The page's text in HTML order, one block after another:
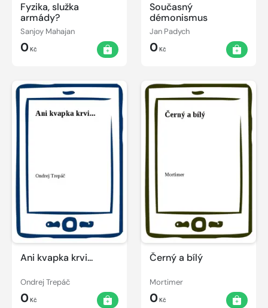
Fyzika, služka
armády?
Sanjoy Mahajan
0Kč
Současný
démonismus
Jan Padych
0Kč
Ani kvapka krvi...
Ondrej Trepáč
0Kč
Černý a bílý
Mortimer
0Kč